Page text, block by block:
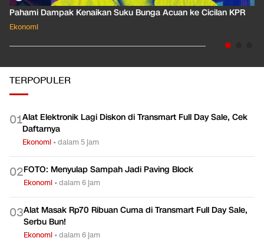
KPR Besaran Pajak Pencairan JHT yang Diminta Buruh
TERPOPULER
01Alat Elektronik Lagi Diskon di Transmart Full Day Sale, Cek
Daftarnya
Ekonomi •dalam 5 jam
02FOTO: Menyulap Sampah Jadi Paving Block
Ekonomi •dalam 6 jam
03Alat Masak Rp70 Ribuan Cuma di Transmart Full Day Sale,
Serbu Bun!
Ekonomi •dalam 6 jam